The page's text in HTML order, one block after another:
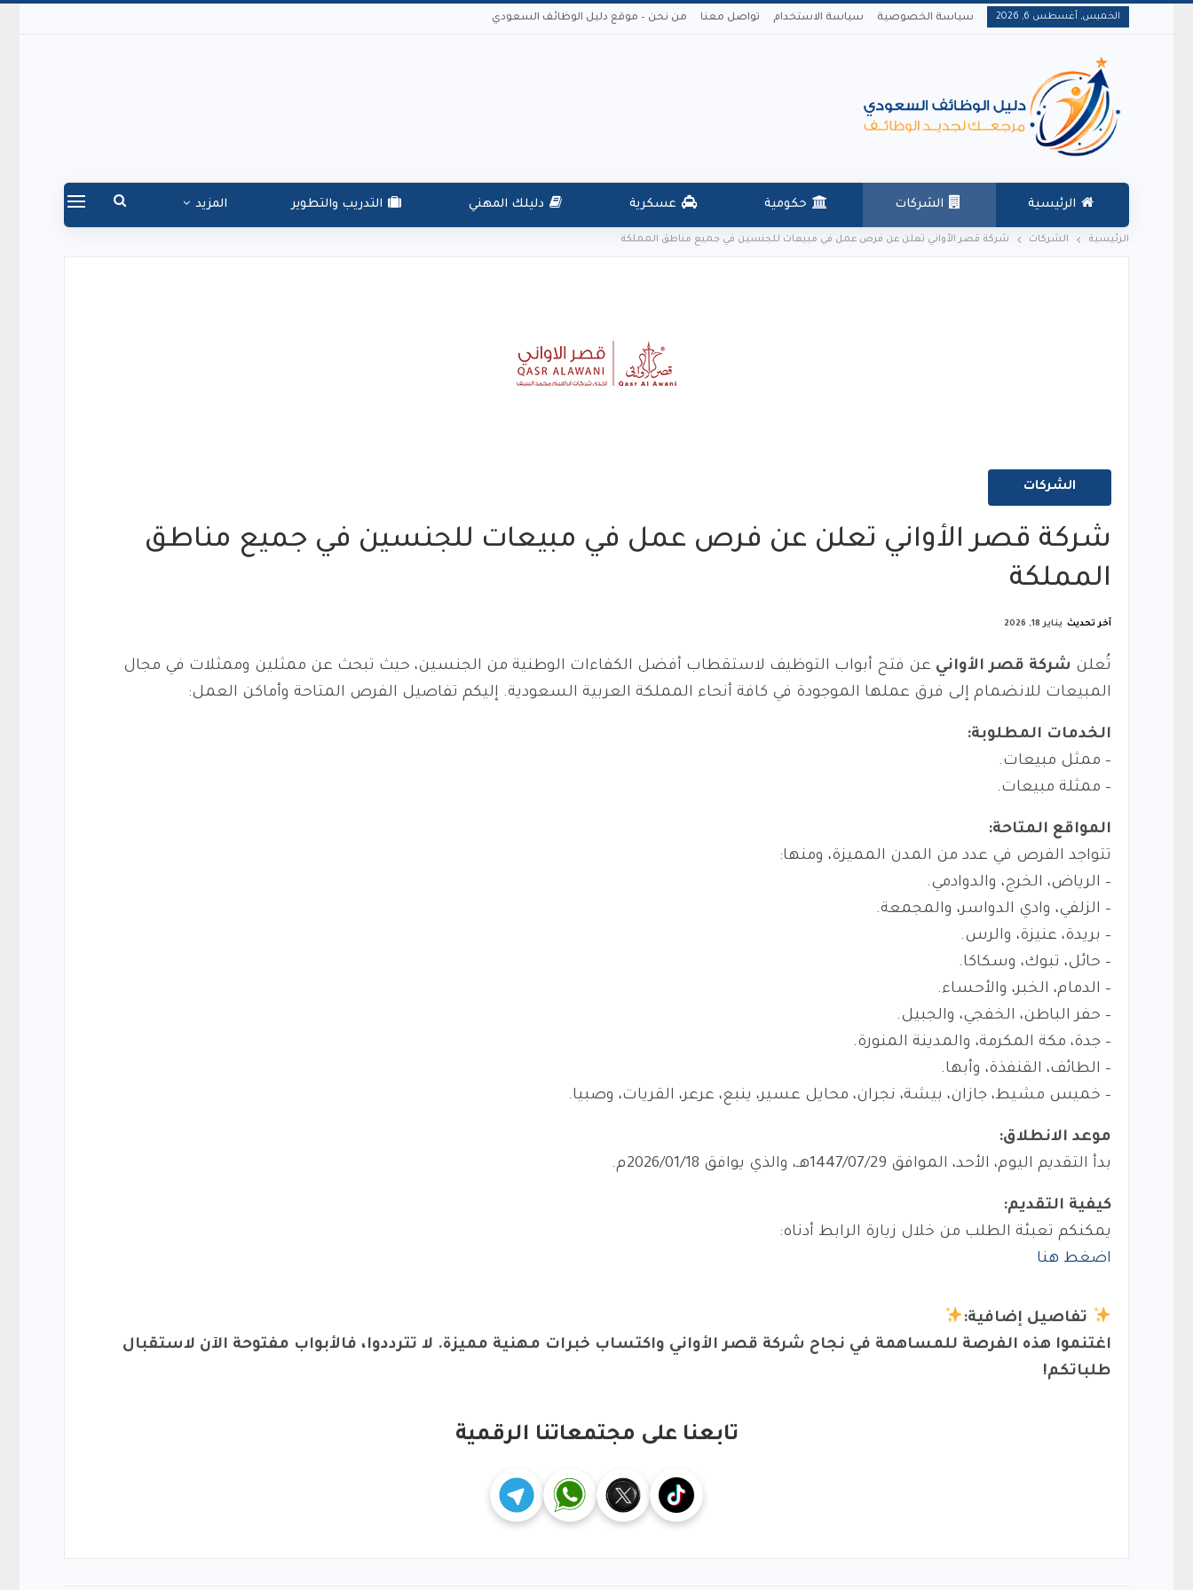
الخميس, أغسطس 6, 2026 سياسة الخصوصية سياسة الاستخدام تواصل معنا من نحن – موقع دليل الوظائف السعودي
الرئيسية الشركات حكومية عسكرية دليلك المهني التدريب والتطوير المزيد
الرئيسية الشركات شركة قصر الأواني تعلن عن فرص عمل في مبيعات للجنسين في جميع مناطق المملكة
الشركات
شركة قصر الأواني تعلن عن فرص عمل في مبيعات للجنسين في جميع مناطق
المملكة
آخر تحديث يناير 18, 2026
تُعلن شركة قصر الأواني عن فتح أبواب التوظيف لاستقطاب أفضل الكفاءات الوطنية من الجنسين، حيث تبحث عن ممثلين وممثلات في مجال
المبيعات للانضمام إلى فرق عملها الموجودة في كافة أنحاء المملكة العربية السعودية. إليكم تفاصيل الفرص المتاحة وأماكن العمل:
الخدمات المطلوبة:
– ممثل مبيعات.
– ممثلة مبيعات.
المواقع المتاحة:
تتواجد الفرص في عدد من المدن المميزة، ومنها:
– الرياض، الخرج، والدوادمي.
– الزلفي، وادي الدواسر، والمجمعة.
– بريدة، عنيزة، والرس.
– حائل، تبوك، وسكاكا.
– الدمام، الخبر، والأحساء.
– حفر الباطن، الخفجي، والجبيل.
– جدة، مكة المكرمة، والمدينة المنورة.
– الطائف، القنفذة، وأبها.
– خميس مشيط، جازان، بيشة، نجران، محايل عسير، ينبع، عرعر، القريات، وصبيا.
موعد الانطلاق:
بدأ التقديم اليوم، الأحد، الموافق 1447/07/29هـ، والذي يوافق 2026/01/18م.
كيفية التقديم:
يمكنكم تعبئة الطلب من خلال زيارة الرابط أدناه:
اضغط هنا
تفاصيل إضافية:
اغتنموا هذه الفرصة للمساهمة في نجاح شركة قصر الأواني واكتساب خبرات مهنية مميزة. لا تترددوا، فالأبواب مفتوحة الآن لاستقبال
طلباتكم!
تابعنا على مجتمعاتنا الرقمية